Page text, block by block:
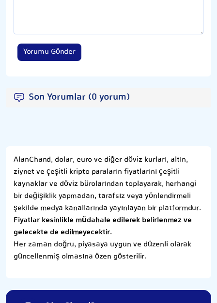
Yorumu Gönder
Son Yorumlar (0 yorum)
AlanChand, dolar, euro ve diğer döviz kurları, altın,
ziynet ve çeşitli kripto paraların fiyatlarını çeşitli
kaynaklar ve döviz bürolarından toplayarak, herhangi
bir değişiklik yapmadan, tarafsız veya yönlendirmeli
şekilde medya kanallarında yayınlayan bir platformdur.
Fiyatlar kesinlikle müdahale edilerek belirlenmez ve
gelecekte de edilmeyecektir.
Her zaman doğru, piyasaya uygun ve düzenli olarak
güncellenmiş olmasına özen gösterilir.